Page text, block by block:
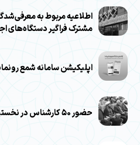
اطلاعیه مربوط به
مشترک فراگیر دستگاه‌های
اپلیکیشن سامانه شمع
حضور ۵۰ کارشناس در نخستین رویداد منطقه‌ای قرآنی